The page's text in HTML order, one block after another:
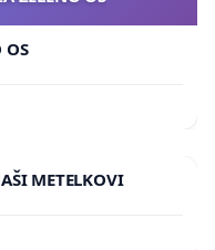
OS
METELKOVI